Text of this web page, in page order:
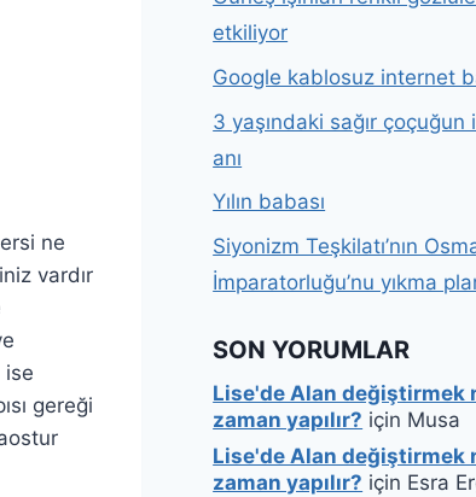
ne
vardır
ise
gereği
etkiliyor
Google kablosuz internet
3 yaşındaki sağır
anı
Yılın babası
Siyonizm Teşkilatı’nın
İmparatorluğu’nu yıkma
SON YORUMLAR
Lise'de Alan değiştirmek
zaman yapılır? için Musa
Lise'de Alan değiştirmek
zaman yapılır? için Esra